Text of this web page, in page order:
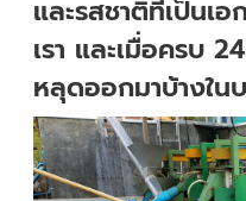
และรสชาติที่เป็นเ
เรา และเมื่อครบ
หลุดออกมาบ้างใน